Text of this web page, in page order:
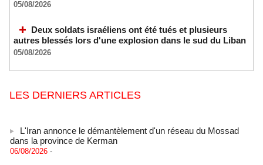
05/08/2026
Deux soldats israéliens ont été tués et plusieurs
autres blessés lors d'une explosion dans le sud du Liban
05/08/2026
LES DERNIERS ARTICLES
dans la province de Kerman
06/08/2026 -